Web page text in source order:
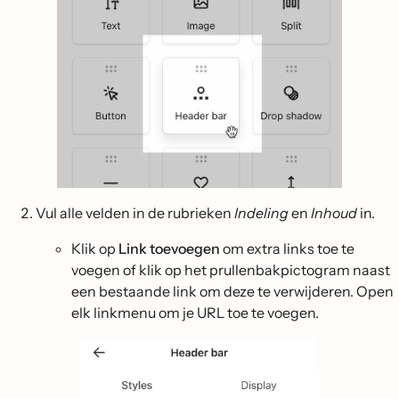
Vul alle velden in de rubrieken Indelingen Inhoud in.
Klik op Link toevoegen om extra links toe te
voegen of klik op het prullenbakpictogram naast
een bestaande link om deze te verwijderen. Open
elk linkmenu om je URL toe te voegen.